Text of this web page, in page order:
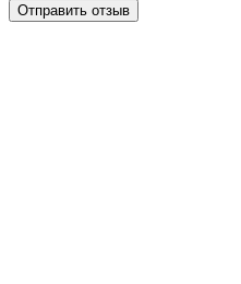
Отправить отзыв